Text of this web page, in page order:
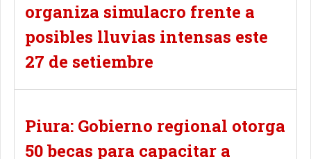
organiza simulacro frente a
posibles lluvias intensas este
27 de setiembre
Piura: Gobierno regional otorga
50 becas para capacitar a